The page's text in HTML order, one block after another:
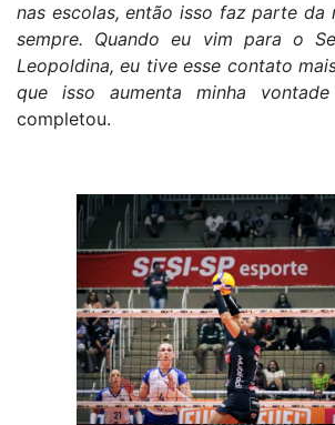
nas escolas, então isso faz parte da
sempre. Quando eu vim para o
Leopoldina, eu tive esse contato
que isso aumenta minha
completou.